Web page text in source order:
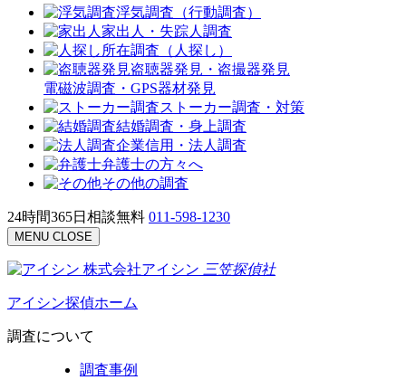
浮気調査（行動調査）
家出人・失踪人調査
所在調査（人探し）
盗聴器発見・盗撮器発見
電磁波調査・GPS器材発見
ストーカー調査・対策
結婚調査・身上調査
企業信用・法人調査
弁護士の方々へ
その他の調査
24時間365日相談無料 011-598-1230
MENU CLOSE
株式会社アイシン 三笠探偵社
アイシン探偵ホーム
調査について
調査事例